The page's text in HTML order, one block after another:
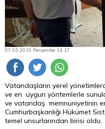
07.03.2019 Perşembe 14:17
Vatandaşların yerel
ve en uygun yöntemlerle
ve vatandaş memnuniyetinin en
Cumhurbaşkanlığı Hükümet
temel unsurlarından birisi oldu.